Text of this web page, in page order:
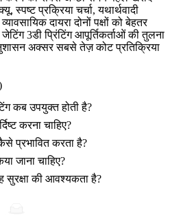
प्रक्रिया चर्चा, यथार्थवादी
दायरा दोनों पक्षों को बेहतर
3डी प्रिंटिंग आपूर्तिकर्ताओं की तुलना
अक्सर सबसे तेज़ कोट प्रतिक्रिया
कब उपयुक्त होती है?
करना चाहिए?
प्रभावित करता है?
जाना चाहिए?
सुरक्षा की आवश्यकता है?